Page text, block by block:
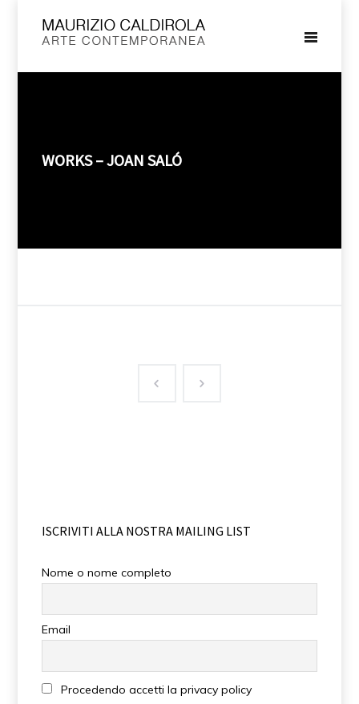
WORKS – JOAN SALÓ
ISCRIVITI ALLA NOSTRA MAILING LIST
Nome o nome completo
Email
Procedendo accetti la privacy policy